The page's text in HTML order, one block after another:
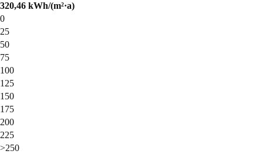
320,46 kWh/(m²·a)
0
25
50
75
100
125
150
175
200
225
>250